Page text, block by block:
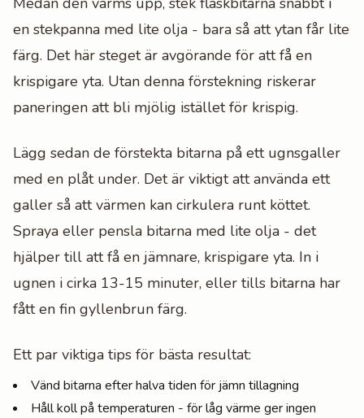
en stekpanna med lite olja - bara så att ytan får lite
färg. Det här steget är avgörande för att få en
krispigare yta. Utan denna förstekning riskerar
paneringen att bli mjölig istället för krispig.
Lägg sedan de förstekta bitarna på ett ugnsgaller
med en plåt under. Det är viktigt att använda ett
galler så att värmen kan cirkulera runt köttet.
Spraya eller pensla bitarna med lite olja - det
hjälper till att få en jämnare, krispigare yta. In i
ugnen i cirka 13-15 minuter, eller tills bitarna har
fått en fin gyllenbrun färg.
Ett par viktiga tips för bästa resultat:
Vänd bitarna efter halva tiden för jämn tillagning
Håll koll på temperaturen - för låg värme ger ingen